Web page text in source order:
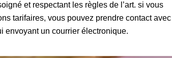
et respectant les règles de l’art. si vous
tarifaires, vous pouvez prendre contact avec
envoyant un courrier électronique.